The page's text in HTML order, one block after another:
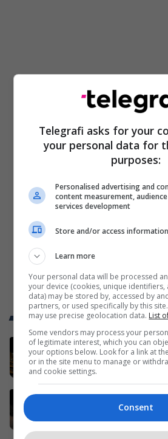
Trend Telegrafi
Seanca
në ora 11:00
Kosovë
Deda: Nëse
konstituohet
deputetët do
Telegrafi asks for your
your personal data for
purposes:
Personalised advertising and
content measurement,
services development
Store and/or access
Learn more
Your personal data will be processed
your device (cookies, unique identifiers,
data) may be stored by, accessed by
partners, or used specifically by this
may use precise geolocation data. List
Some vendors may process your
of legitimate interest, which you can
your options below. Look for a link at
or in the site menu to manage or
and cookie settings.
Consent